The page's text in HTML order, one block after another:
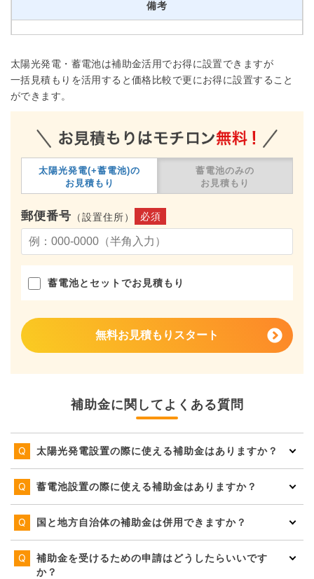
備考
太陽光発電・蓄電池は補助金活用でお得に設置できますが
一括見積もりを活用すると価格比較で更にお得に設置すること
ができます。
太陽光発電(+蓄電池)の
お見積もり
蓄電池のみの
お見積もり
郵便番号 （設置住所） 必須
蓄電池とセットでお見積もり
無料お見積もりスタート
補助金に関してよくある質問
太陽光発電設置の際に使える補助金はありますか？
蓄電池設置の際に使える補助金はありますか？
国と地方自治体の補助金は併用できますか？
補助金を受けるための申請はどうしたらいいです
か？